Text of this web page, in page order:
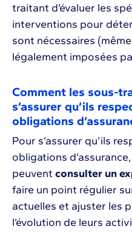
traitant d’évaluer les
interventions pour
sont nécessaires
légalement imposées
Comment les sous-
s’assurer qu’ils
obligations
Pour s’assurer qu’ils
obligations
peuvent consulter un
faire un point régulier
actuelles et ajuster les
l’évolution de leurs